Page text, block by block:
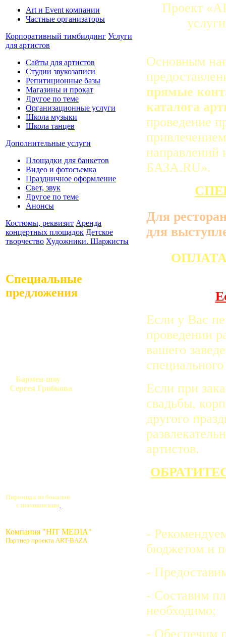
Art и Event компании
Частные организаторы
Корпоративный тимбилдинг Услуги
для артистов
Сайты для артистов
Студии звукозаписи
Репитиционные базы
Магазины и прокат
Другое по теме
Организационные услуги
Школа музыки
Школа танцев
Дополнительные услуги
Площадки для банкетов
Видео и фотосъемка
Праздничное оформление
Свет, звук
Другое по теме
Анонсы
Костюмы, реквизит Аренда
концертных площадок Детское
творчество Художники. Шаржисты
Специальные
предложения
Бармен-шоу
Сергея Грибкова
Пирамида из бокалов
с шампанским
Компания "HIT MEDIA"
Партнер проекта ART-BAZA
Проект
Основным
прямые
каталога
проведение
БАЗА.RU».
Для
для
ОПЛАТА
Если у Вас
проведении
вашего
Если при
свадьбы,
другого
артистов.
-
бюджетом и
-
- Составим
необходимо;
- Обеспечим